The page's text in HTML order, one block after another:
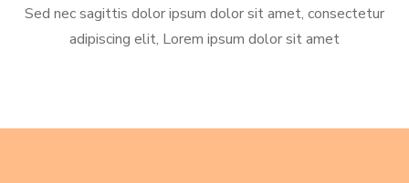
Sed nec sagittis dolor ipsum dolor sit amet, consectetur
adipiscing elit, Lorem ipsum dolor sit amet